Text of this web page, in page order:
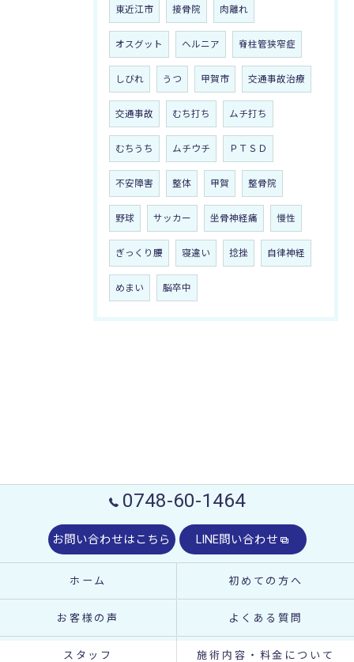
東近江市 接骨院 肉離れ
オスグット ヘルニア 脊柱管狭窄症
しびれ うつ 甲賀市 交通事故治療
交通事故 むち打ち ムチ打ち
むちうち ムチウチ ＰＴＳＤ
不安障害 整体 甲賀 整骨院
野球 サッカー 坐骨神経痛 慢性
ぎっくり腰 寝違い 捻挫 自律神経
めまい 脳卒中
0748-60-1464
お問い合わせはこちら LINE問い合わせ
ホーム 初めての方へ
お客様の声 よくある質問
スタッフ 施術内容・料金について